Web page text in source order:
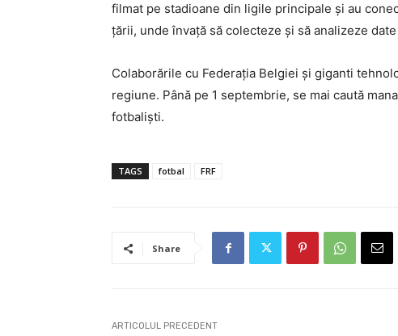
filmat pe stadioane din ligile principale și au
țării, unde învață să colecteze și să analizeze
Colaborările cu Federația Belgiei și giganti
regiune. Până pe 1 septembrie, se mai caută
fotbaliști.
TAGS fotbal FRF
Share
ARTICOLUL PRECEDENT